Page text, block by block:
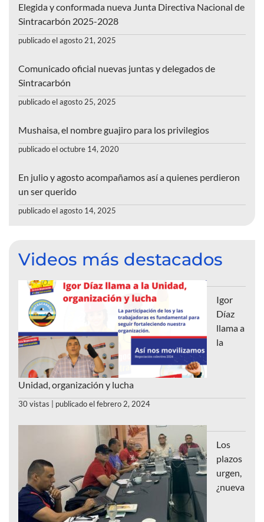
Elegida y conformada nueva Junta Directiva Nacional de
Sintracarbón 2025-2028
publicado el agosto 21, 2025
Comunicado oficial nuevas juntas y delegados de
Sintracarbón
publicado el agosto 25, 2025
Mushaisa, el nombre guajiro para los privilegios
publicado el octubre 14, 2020
En julio y agosto acompañamos así a quienes perdieron
un ser querido
publicado el agosto 14, 2025
Videos más destacados
Igor
Díaz
llama a
la
Unidad, organización y lucha
30 vistas publicado el febrero 2, 2024
Los
plazos
urgen,
¿nueva